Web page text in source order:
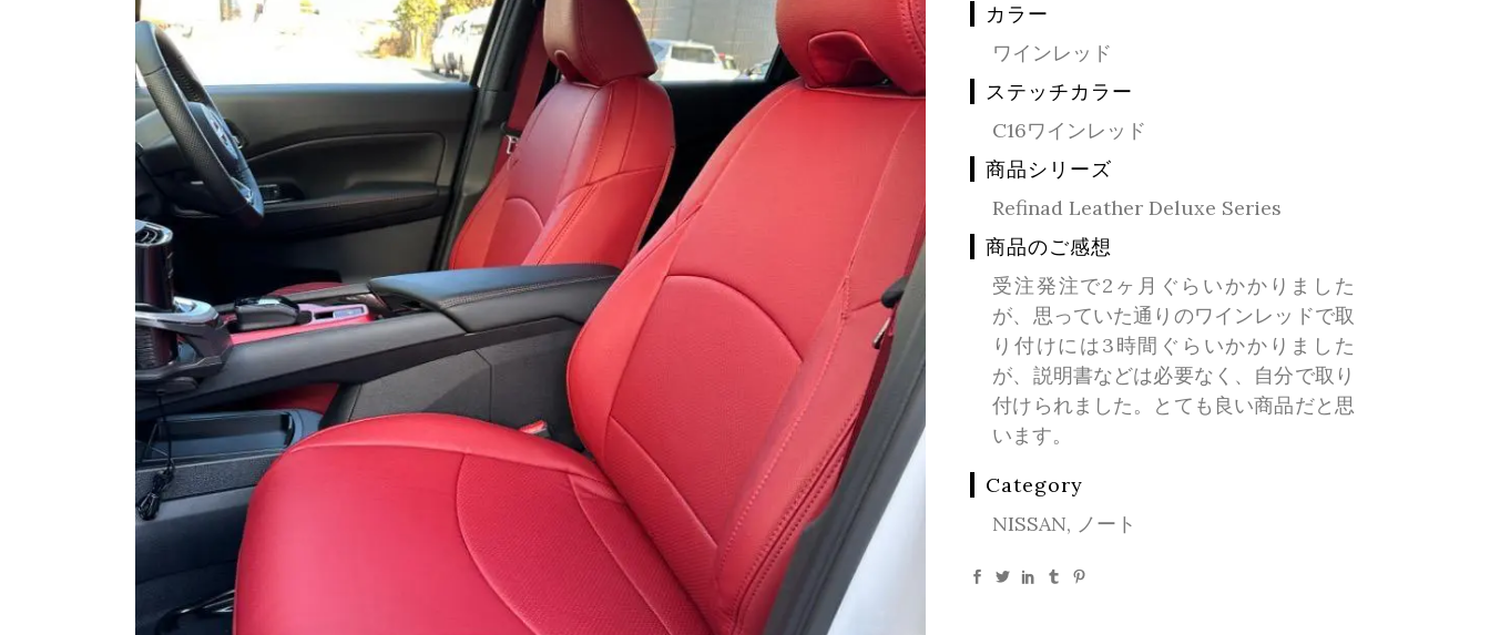
カラー
ワインレッド
ステッチカラー
C16ワインレッド
商品シリーズ
Refinad Leather Deluxe Series
商品のご感想
受注発注で2ヶ月ぐらいかかりました
が、思っていた通りのワインレッドで取
り付けには3時間ぐらいかかりました
が、説明書などは必要なく、自分で取り
付けられました。とても良い商品だと思
います。
Category
NISSAN, ノート